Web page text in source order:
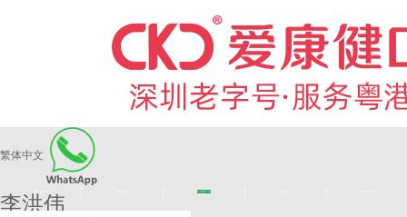
繁体中文
长者医疗券
李洪伟